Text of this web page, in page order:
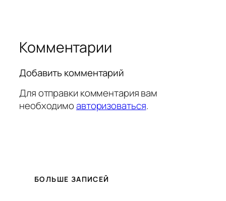
Комментарии
Добавить комментарий
Для отправки комментария вам
необходимоавторизоваться.
БОЛЬШЕ ЗАПИСЕЙ